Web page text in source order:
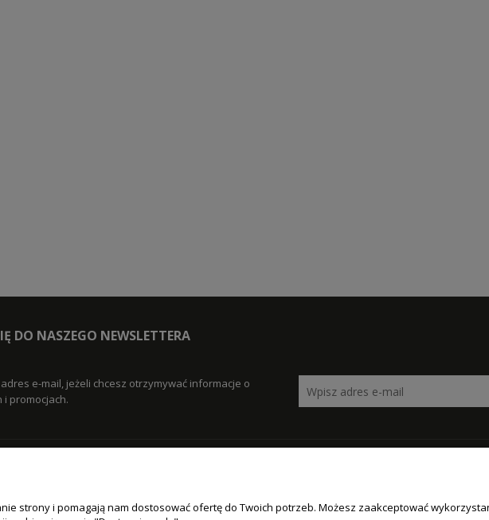
DO NASZEGO NEWSLETTERA
e-mail, jeżeli chcesz otrzymywać informacje o
i promocjach.
zamówienia Jak kupować? Logowanie O
strony i pomagają nam dostosować ofertę do Twoich potrzeb. Możesz zaakceptować